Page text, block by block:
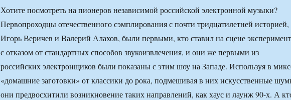
Хотите посмотреть на пионеров независимой российской электронной музыки?
Первопроходцы отечественного сэмплирования с почти тридцатилетней историей,
Игорь Веричев и Валерий Алахов, были первыми, кто ставил на сцене
с отказом от стандартных способов звукоизвлечения, и они же первыми из
российских электронщиков были показаны с этим шоу на Западе. Используя в
«домашние заготовки» от классики до рока, подмешивая в них искусственные
они предвосхитили возникновение таких направлений, как хаус и лаунж 90-х. А